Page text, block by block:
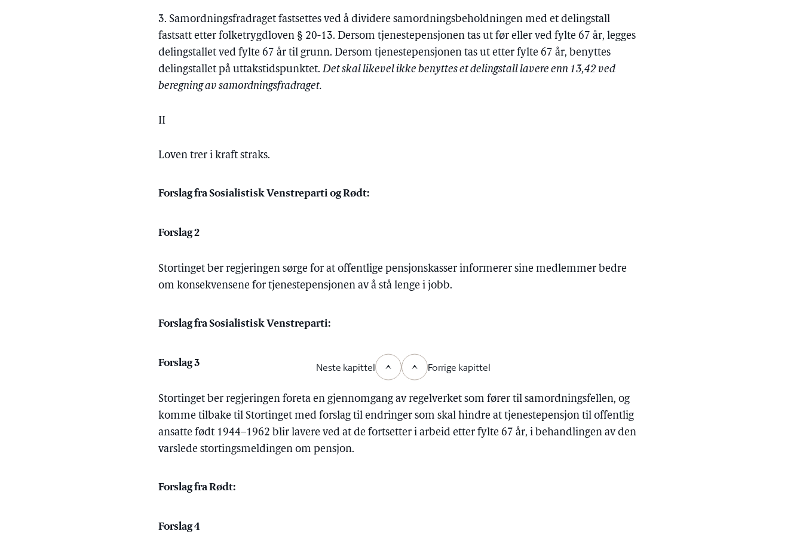
3. Samordningsfradraget fastsettes ved å dividere samordningsbeholdningen med et delingstall
fastsatt etter folketrygdloven § 20-13. Dersom tjenestepensjonen tas ut før eller ved fylte 67 år, legges
delingstallet ved fylte 67 år til grunn. Dersom tjenestepensjonen tas ut etter fylte 67 år, benyttes
delingstallet på uttakstidspunktet.Det skal likevel ikke benyttes et delingstall lavere enn 13,42 ved
beregning av samordningsfradraget.
II
Loven trer i kraft straks.
Forslag fra Sosialistisk Venstreparti og Rødt:
Forslag 2
Stortinget ber regjeringen sørge for at offentlige pensjonskasser informerer sine medlemmer bedre
om konsekvensene for tjenestepensjonen av å stå lenge i jobb.
Forslag fra Sosialistisk Venstreparti:
Forslag 3
Stortinget ber regjeringen foreta en gjennomgang av regelverket som fører til samordningsfellen, og
komme tilbake til Stortinget med forslag til endringer som skal hindre at tjenestepensjon til offentlig
ansatte født 1944–1962 blir lavere ved at de fortsetter i arbeid etter fylte 67 år, i behandlingen av den
varslede stortingsmeldingen om pensjon.
Forslag fra Rødt:
Forslag 4
Forrige kapittel
Neste kapittel